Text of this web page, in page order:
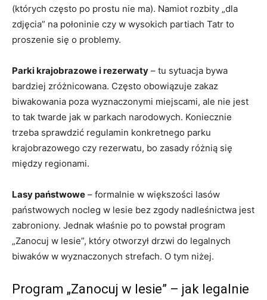
(których często po prostu nie ma). Namiot rozbity „dla
zdjęcia” na połoninie czy w wysokich partiach Tatr to
proszenie się o problemy.
Parki krajobrazowe i rezerwaty – tu sytuacja bywa
bardziej zróżnicowana. Często obowiązuje zakaz
biwakowania poza wyznaczonymi miejscami, ale nie jest
to tak twarde jak w parkach narodowych. Koniecznie
trzeba sprawdzić regulamin konkretnego parku
krajobrazowego czy rezerwatu, bo zasady różnią się
między regionami.
Lasy państwowe – formalnie w większości lasów
państwowych nocleg w lesie bez zgody nadleśnictwa jest
zabroniony. Jednak właśnie po to powstał program
„Zanocuj w lesie”, który otworzył drzwi do legalnych
biwaków w wyznaczonych strefach. O tym niżej.
Program „Zanocuj w lesie” – jak legalnie